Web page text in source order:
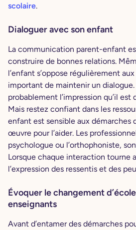
scolaire.
Dialoguer avec son enfant
La communication parent-enfant
construire de bonnes relations.
l’enfant s’oppose régulièrement
important de maintenir un dialogue.
probablement l’impression qu’il est
Mais restez confiant dans les
enfant est sensible aux démarches
œuvre pour l’aider. Les
psychologue ou l’orthophoniste,
Lorsque chaque interaction
l’expression des ressentis et des
Évoquer le changement
enseignants
Avant d’entamer des démarches